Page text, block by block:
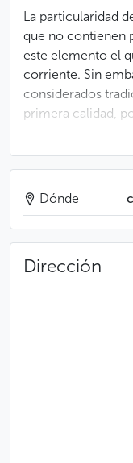
La particularidad
que no contienen
este elemento el
corriente. Sin
considerados
primera calidad,
delicadeza,
características
La producción
el soplado hasta
a mano, pasando
logrado por esta
Dónde
Dirección